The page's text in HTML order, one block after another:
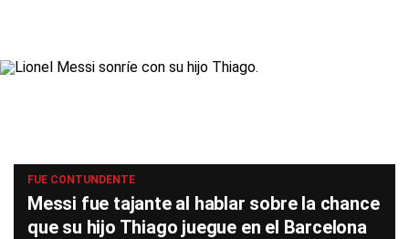
FUE CONTUNDENTE
Messi fue tajante al hablar sobre la chance
que su hijo Thiago juegue en el Barcelona